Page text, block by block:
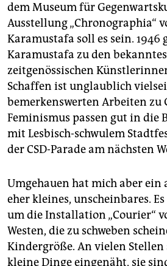
dem Museum für
Ausstellung „Chronographia“
Karamustafa soll es sein. 1946
Karamustafa zu den
zeitgenössischen
Schaffen ist unglaublich
bemerkenswerten Arbeiten zu
Feminismus passen gut in die
mit Lesbisch-schwulem
der CSD-Parade am nächsten
Umgehauen hat mich aber ein
eher kleines, unscheinbares.
um die Installation „Courier“
Westen, die zu schweben
Kindergröße. An vielen
kleine Dinge eingenäht, sie